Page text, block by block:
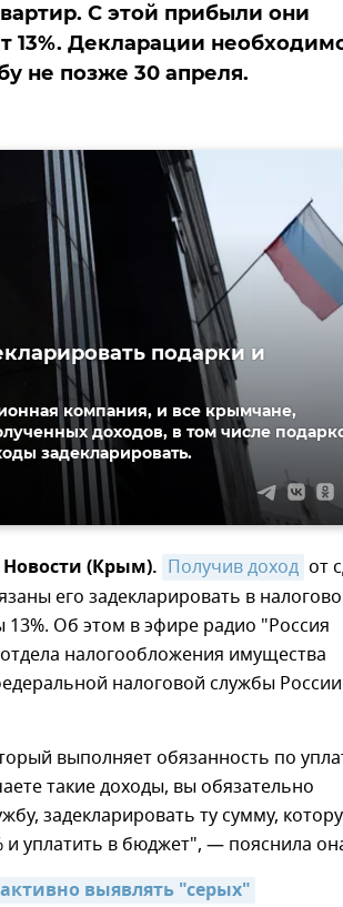
С этой прибыли они
13%. Декларации
не позже 30 апреля.
подарки и
компания, и все крымчане,
доходов, в том числе
задекларировать.
(Крым). Получив доход от
его задекларировать в
Об этом в эфире радио "Россия
налогообложения имущества
налоговой службы России
выполняет обязанность по
такие доходы, вы обязательно
задекларировать ту сумму,
и уплатить в бюджет", — пояснила
выявлять "серых"